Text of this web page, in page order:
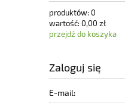
produktów: 0
wartość: 0,00 zł
przejdź do koszyka
Zaloguj się
E-mail: